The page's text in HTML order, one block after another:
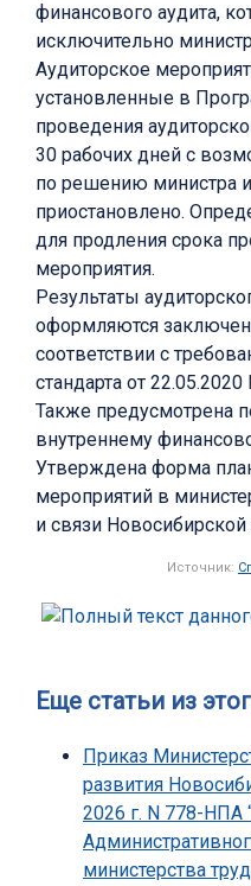
финансового аудита,
исключительно
Аудиторское
установленные в
проведения
30 рабочих дней с
по решению министра
приостановлено.
для продления срока
мероприятия.
Результаты
оформляются
соответствии с
стандарта от 22.05.2020
Также предусмотрена
внутреннему
Утверждена форма
мероприятий в
и связи Новосибирской
Источник:
Еще статьи из
Приказ
развития
2026 г. N 778-НПА
министерства